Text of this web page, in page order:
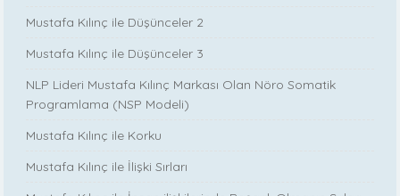
Mustafa Kılınç ile Düşünceler 2
Mustafa Kılınç ile Düşünceler 3
NLP Lideri Mustafa Kılınç Markası Olan Nöro Somatik
Programlama (NSP Modeli)
Mustafa Kılınç ile Korku
Mustafa Kılınç ile İlişki Sırları